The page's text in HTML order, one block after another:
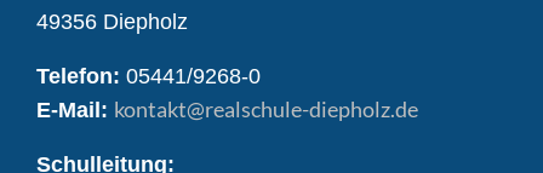
49356 Diepholz
Telefon: 05441/9268-0
E-Mail: kontakt@realschule-diepholz.de
Schulleitung: